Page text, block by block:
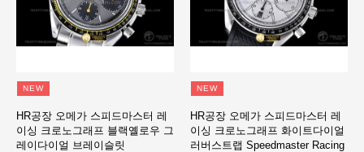
NEW
HR공장 오메가 스피드마스터 레
이싱 크로노그래프 블랙옐로우 그
레이다이얼 브레이슬릿
NEW
HR공장 오메가 스피드마스터 레
이싱 크로노그래프 화이트다이얼
러버스트랩 Speedmaster Racing